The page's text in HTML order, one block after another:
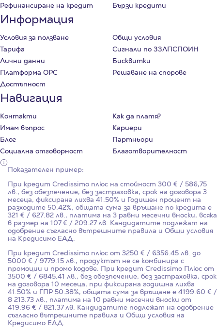
Рефинансиране на кредит
Бързи кредити
Информация
Условия за ползване
Общи условия
Тарифа
Сигнали по ЗЗЛПСПОИН
Лични данни
Бисквитки
Платформа ОРС
Решаване на спорове
Достъпност
Навигация
Контакти
Как да платя?
Имам въпрос
Кариери
Блог
Партньори
Социална отговорност
Благотворителност
Показателен пример:
При кредит Credissimo плюс на стойност 300 € / 586,75
лв., без обезпечение, без застраховка, срок на договора 3
месеца, фиксирана лихва 41.50% и Годишен процент на
разходите 50.42%, общата сума за връщане по кредита е
321 € / 627.82 лв., платима на 3 равни месечни вноски, всяка
в размер на 107 € / 209.27 лв. Кандидатите подлежат на
одобрение съгласно вътрешните правила и Общи условия
на Кредисимо ЕАД.
При кредит Credissimo плюс от 3250 € / 6356.45 лв. до
5000 € / 9779.15 лв., продуктът не се комбинира с
промоции и промо кодове. При кредит Credissimo Плюс от
3500 € / 6845.41 лв., без обезпечение, без застраховка, срок
на договора 10 месеца, при фиксирана годишна лихва
41.50% и ГПР 50.38%, общата сума за връщане е 4199.60 € /
8 213.73 лв., платима на 10 равни месечни вноски от
419.96 € / 821.37 лв. Кандидатите подлежат на одобрение
съгласно вътрешните правила и Общи условия на
Кредисимо ЕАД.